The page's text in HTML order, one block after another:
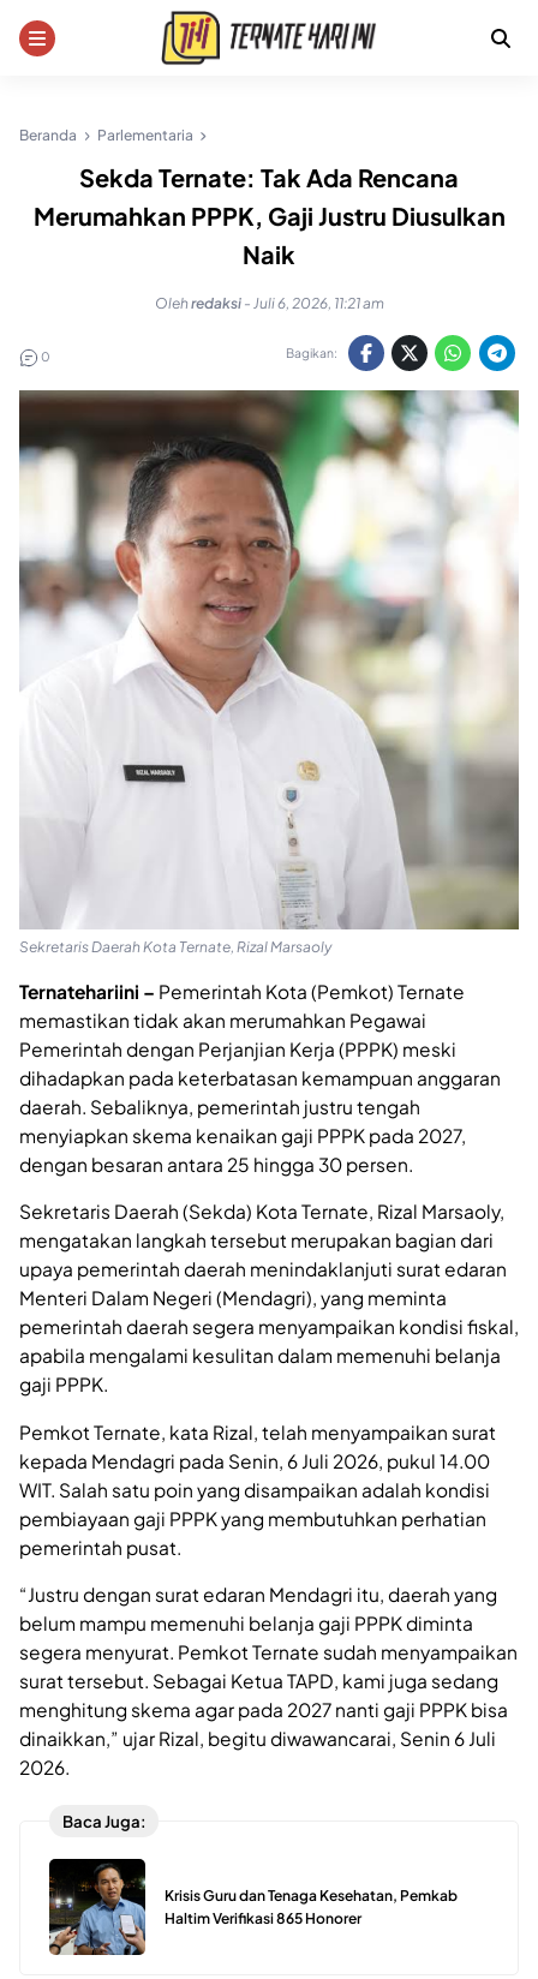
Beranda Parlementaria
Sekda Ternate: Tak Ada Rencana
Merumahkan PPPK, Gaji Justru Diusulkan
Naik
Olehredaksi - Juli 6, 2026, 11:21 am
0 Bagikan:
Sekretaris Daerah Kota Ternate, Rizal Marsaoly
Ternatehariini – Pemerintah Kota (Pemkot) Ternate
memastikan tidak akan merumahkan Pegawai
Pemerintah dengan Perjanjian Kerja (PPPK) meski
dihadapkan pada keterbatasan kemampuan anggaran
daerah. Sebaliknya, pemerintah justru tengah
menyiapkan skema kenaikan gaji PPPK pada 2027,
dengan besaran antara 25 hingga 30 persen.
Sekretaris Daerah (Sekda) Kota Ternate, Rizal Marsaoly,
mengatakan langkah tersebut merupakan bagian dari
upaya pemerintah daerah menindaklanjuti surat edaran
Menteri Dalam Negeri (Mendagri), yang meminta
pemerintah daerah segera menyampaikan kondisi fiskal,
apabila mengalami kesulitan dalam memenuhi belanja
gaji PPPK.
Pemkot Ternate, kata Rizal, telah menyampaikan surat
kepada Mendagri pada Senin, 6 Juli 2026, pukul 14.00
WIT. Salah satu poin yang disampaikan adalah kondisi
pembiayaan gaji PPPK yang membutuhkan perhatian
pemerintah pusat.
“Justru dengan surat edaran Mendagri itu, daerah yang
belum mampu memenuhi belanja gaji PPPK diminta
segera menyurat. Pemkot Ternate sudah menyampaikan
surat tersebut. Sebagai Ketua TAPD, kami juga sedang
menghitung skema agar pada 2027 nanti gaji PPPK bisa
dinaikkan,” ujar Rizal, begitu diwawancarai, Senin 6 Juli
2026.
Baca Juga:
Krisis Guru dan Tenaga Kesehatan, Pemkab
Haltim Verifikasi 865 Honorer